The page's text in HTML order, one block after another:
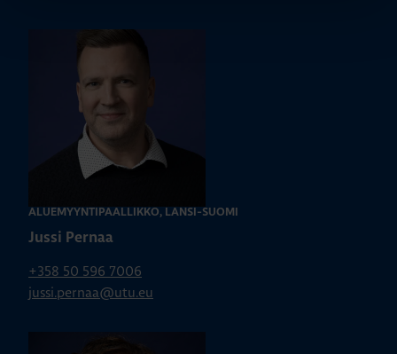
ALUEMYYNTIPÄÄLLIKKÖ, LÄNSI-SUOMI
Jussi Pernaa
+358 50 596 7006
jussi.pernaa@utu.eu